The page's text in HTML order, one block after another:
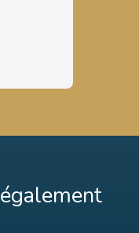
également